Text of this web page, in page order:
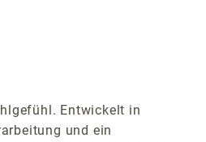
Entwickelt in
und ein